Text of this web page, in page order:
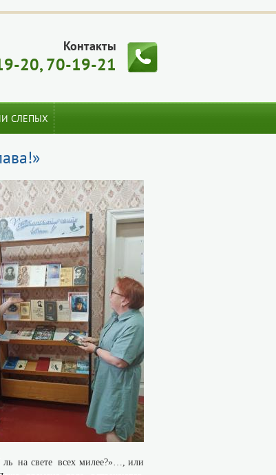
Контакты
20, 70-19-21
СЛЕПЫХ
на свете всех милее?»…, или